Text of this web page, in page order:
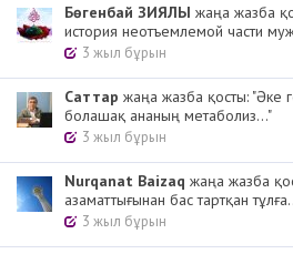
Бөгенбай ЗИЯЛЫ жаңа жазба
история неотъемлемой части
3 жыл бұрын
Cаттар жаңа жазба қосты: "Әке
болашақ ананың метаболиз..."
3 жыл бұрын
Nurqanat Baizaq жаңа жазба
азаматтығынан бас тартқан
3 жыл бұрын